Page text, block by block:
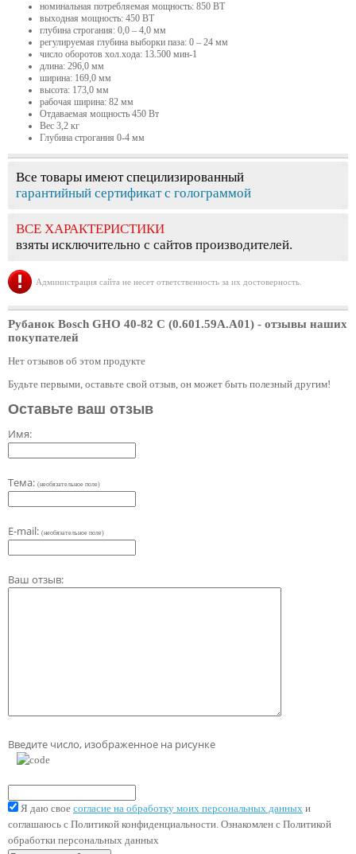
номинальная потребляемая мощность: 850 ВТ
выходная мощность: 450 ВТ
глубина строгания: 0,0 – 4,0 мм
регулируемая глубина выборки паза: 0 – 24 мм
число оборотов хол.хода: 13.500 мин-1
длина: 296,0 мм
ширина: 169,0 мм
высота: 173,0 мм
рабочая ширина: 82 мм
Отдаваемая мощность 450 Вт
Вес 3,2 кг
Глубина строгания 0-4 мм
Все товары имеют специлизированный
гарантийный сертификат с голограммой
ВСЕ ХАРАКТЕРИСТИКИ
взяты исключительно с сайтов производителей.
Администрация сайта не несет ответственность за их достоверность.
Рубанок Bosch GHO 40-82 C (0.601.59A.А01) - отзывы наших
покупателей
Нет отзывов об этом продукте
Будьте первыми, оставьте свой отзыв, он может быть полезный другим!
Оставьте ваш отзыв
Имя:
Тема: (необязательное поле)
E-mail: (необязательное поле)
Ваш отзыв:
Введите число, изображенное на рисунке
Я даю свое согласие на обработку моих персональных данных и
соглашаюсь с Политикой конфиденциальности. Ознакомлен с Политикой
обработки персональных данных